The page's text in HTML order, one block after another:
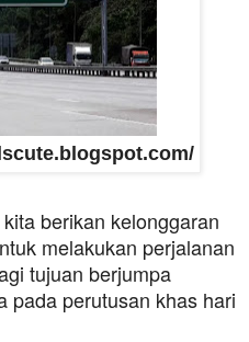
berikan kelonggaran
melakukan perjalanan
tujuan berjumpa
pada perutusan khas hari